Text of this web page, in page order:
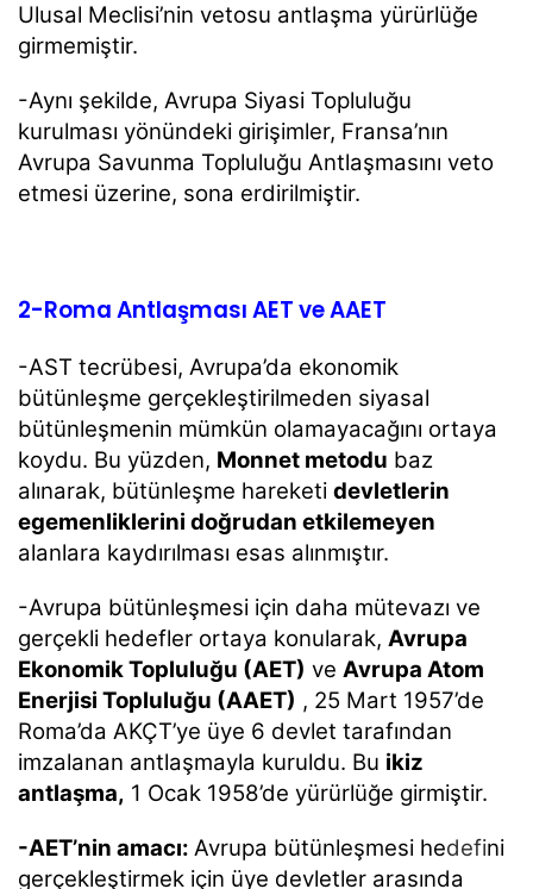
Ulusal Meclisi’nin vetosu antlaşma yürürlüğe
girmemiştir.
-Aynı şekilde, Avrupa Siyasi Topluluğu
kurulması yönündeki girişimler, Fransa’nın
Avrupa Savunma Topluluğu Antlaşmasını veto
etmesi üzerine, sona erdirilmiştir.
2-Roma Antlaşması AET ve AAET
-AST tecrübesi, Avrupa’da ekonomik
bütünleşme gerçekleştirilmeden siyasal
bütünleşmenin mümkün olamayacağını ortaya
koydu. Bu yüzden, Monnet metodu baz
alınarak, bütünleşme hareketi devletlerin
egemenliklerini doğrudan etkilemeyen
alanlara kaydırılması esas alınmıştır.
-Avrupa bütünleşmesi için daha mütevazı ve
gerçekli hedefler ortaya konularak, Avrupa
Ekonomik Topluluğu (AET) ve Avrupa Atom
Enerjisi Topluluğu (AAET) , 25 Mart 1957’de
Roma’da AKÇT’ye üye 6 devlet tarafından
imzalanan antlaşmayla kuruldu. Bu ikiz
antlaşma, 1 Ocak 1958’de yürürlüğe girmiştir.
-AET’nin amacı: Avrupa bütünleşmesi hedefini
gerçekleştirmek için üye devletler arasında